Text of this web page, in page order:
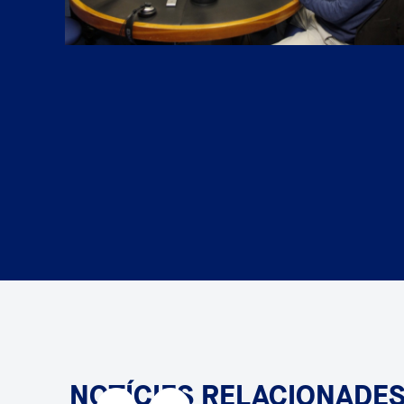
NOTÍCIES